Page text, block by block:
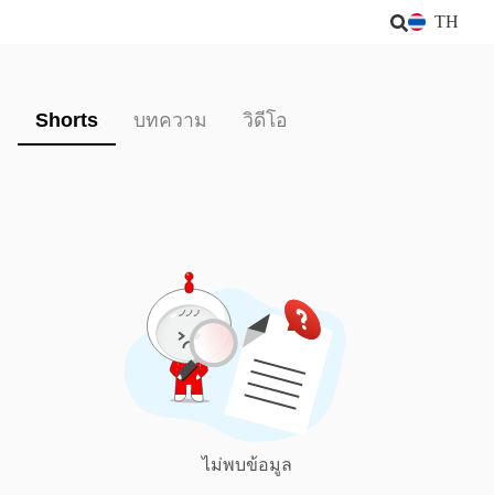
TH
Shorts บทความ วิดีโอ
ไม่พบข้อมูล